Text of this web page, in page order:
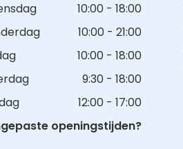
10:00 - 18:00
10:00 - 21:00
10:00 - 18:00
9:30 - 18:00
12:00 - 17:00
openingstijden?